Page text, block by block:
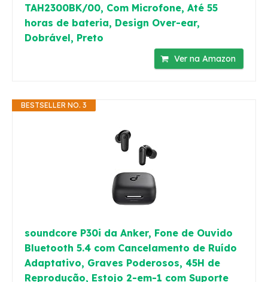
TAH2300BK/00, Com Microfone, Até 55
horas de bateria, Design Over-ear,
Dobrável, Preto
Ver na Amazon
BESTSELLER NO. 3
soundcore P30i da Anker, Fone de Ouvido
Bluetooth 5.4 com Cancelamento de Ruído
Adaptativo, Graves Poderosos, 45H de
Reprodução, Estojo 2-em-1 com Suporte